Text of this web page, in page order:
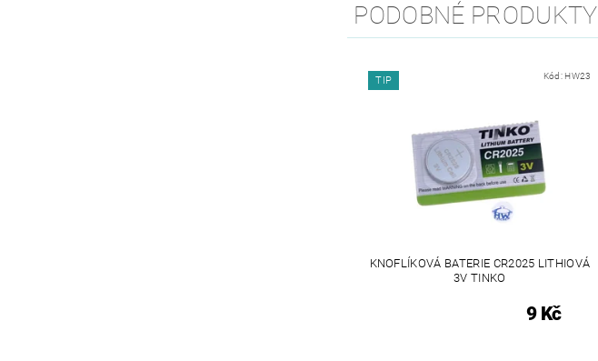
PODOBNÉ PRODUKTY
TIP Kód: HW23
KNOFLÍKOVÁ BATERIE CR2025 LITHIOVÁ
3V TINKO
9 Kč